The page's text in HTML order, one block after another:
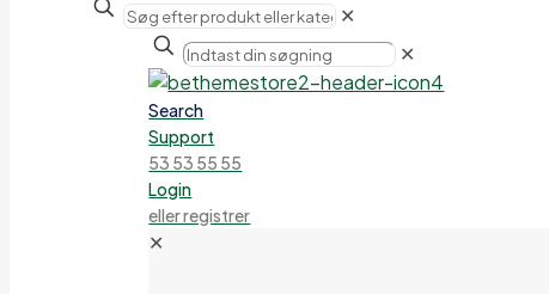
✕
✕
Search
Support
53 53 55 55
Login
eller registrer
✕